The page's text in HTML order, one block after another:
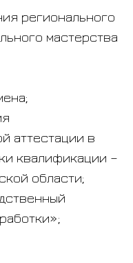
регионального
мастерства
аттестации в
квалификации –
области;